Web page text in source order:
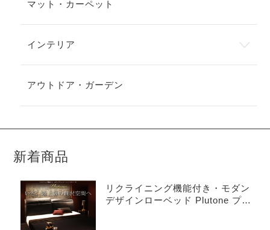
マット・カーペット
インテリア
アウトドア・ガーデン
新着商品
リクライニング機能付き・モダン
デザインローベッド Plutone プル